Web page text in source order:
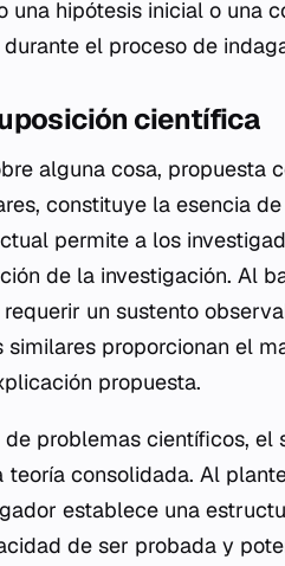
una hipótesis inicial o una
el proceso de
científica
alguna cosa, propuesta
constituye la esencia
permite a los
de la investigación. Al
un sustento
proporcionan el
propuesta.
problemas científicos, el
consolidada. Al
establece una
de ser probada y